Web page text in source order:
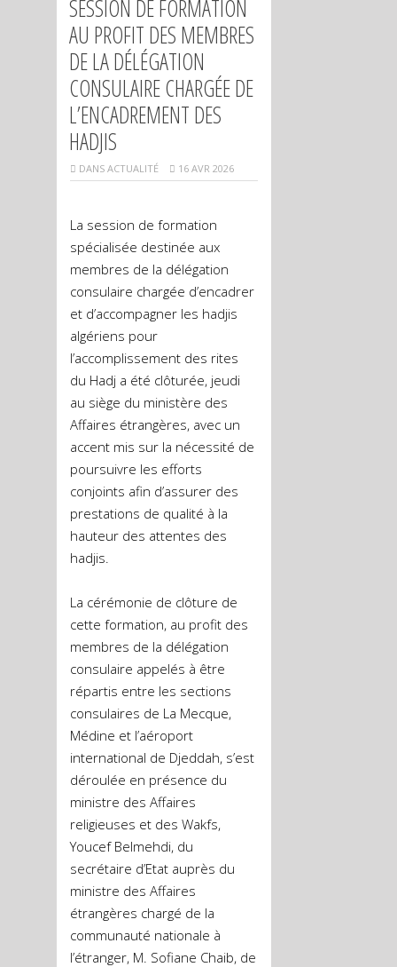
SESSION DE FORMATION
AU PROFIT DES MEMBRES
DE LA DÉLÉGATION
CONSULAIRE CHARGÉE DE
L’ENCADREMENT DES
HADJIS
DANS ACTUALITÉ 16 AVR 2026
La session de formation
spécialisée destinée aux
membres de la délégation
consulaire chargée d’encadrer
et d’accompagner les hadjis
algériens pour
l’accomplissement des rites
du Hadj a été clôturée, jeudi
au siège du ministère des
Affaires étrangères, avec un
accent mis sur la nécessité de
poursuivre les efforts
conjoints afin d’assurer des
prestations de qualité à la
hauteur des attentes des
hadjis.
La cérémonie de clôture de
cette formation, au profit des
membres de la délégation
consulaire appelés à être
répartis entre les sections
consulaires de La Mecque,
Médine et l’aéroport
international de Djeddah, s’est
déroulée en présence du
ministre des Affaires
religieuses et des Wakfs,
Youcef Belmehdi, du
secrétaire d’Etat auprès du
ministre des Affaires
étrangères chargé de la
communauté nationale à
l’étranger, M. Sofiane Chaib, de